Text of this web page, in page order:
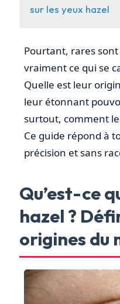
sur les yeux hazel
Pourtant, rares
vraiment ce qui se
Quelle est leur
leur étonnant
surtout, comment
Ce guide répond à
précision et sans
Qu’est-ce
hazel ?
origines du